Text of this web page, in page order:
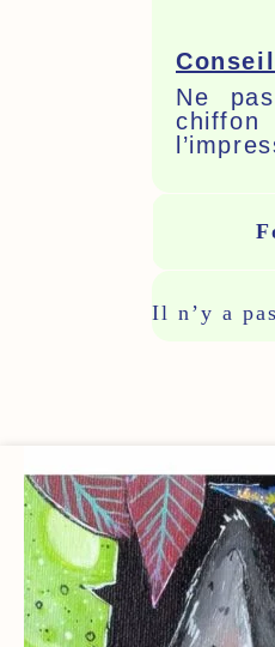
Ne
Il n’y a
LIVRAISON RAPIDE
Expédition en 2 à 5
De
Prix :
12.50€
À
40.00€